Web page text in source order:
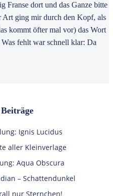
Franse dort und das Ganze bitte
Art ging mir durch den Kopf, als
kommt öfter mal vor) das Wort
fehlt war schnell klar: Da
Ignis Lucidus
aller Kleinverlage
Aqua Obscura
– Schattendunkel
nur Sternchen!